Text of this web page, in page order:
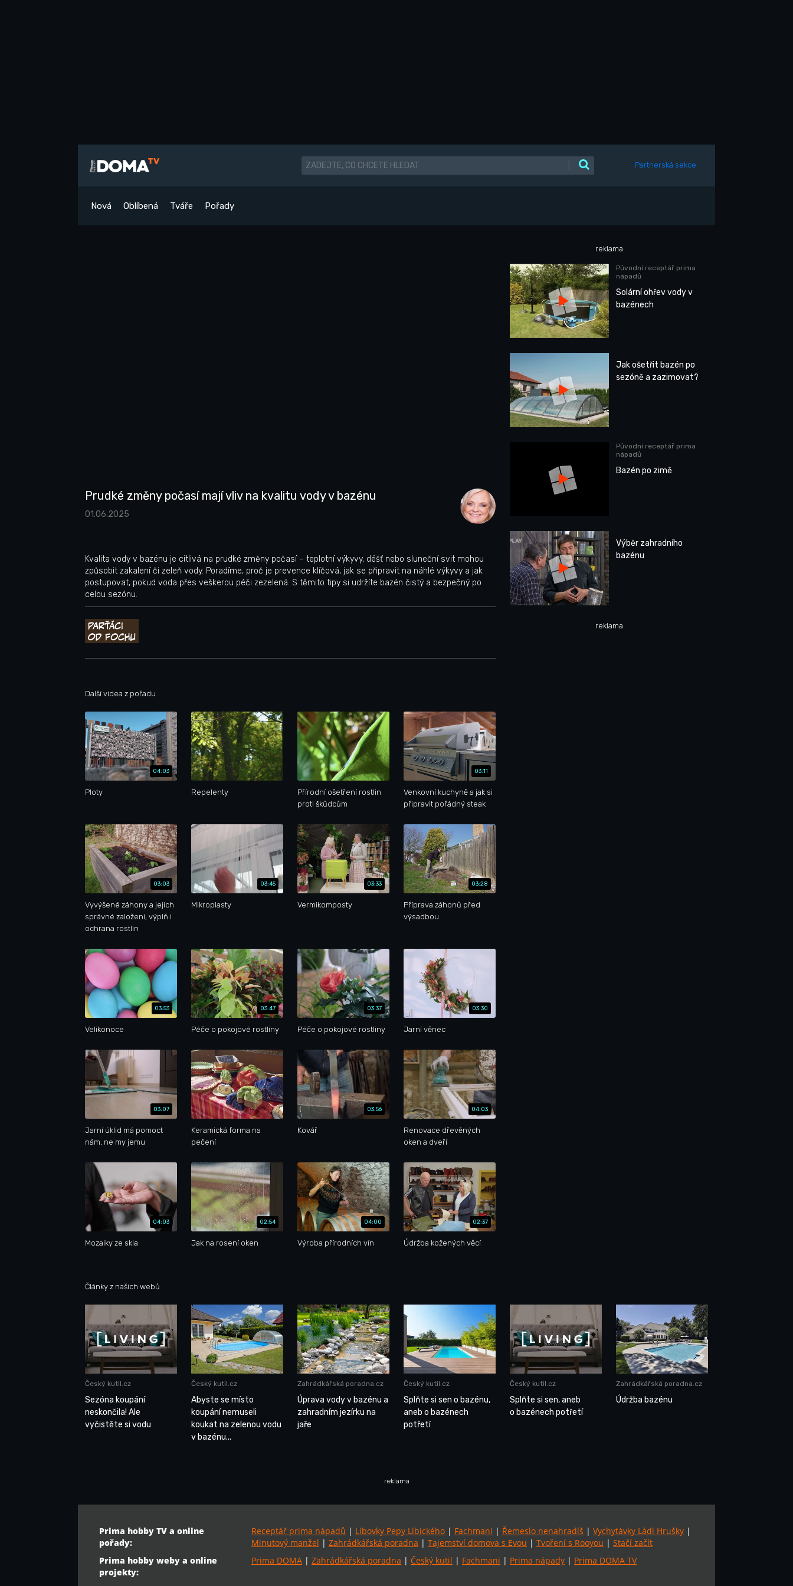
Partnerská sekce
Nová Oblíbená Tváře Pořady
Prudké změny počasí mají vliv na kvalitu vody v bazénu
01.06.2025
Kvalita vody v bazénu je citlivá na prudké změny počasí – teplotní výkyvy, déšť nebo sluneční svit mohou
způsobit zakalení či zeleň vody. Poradíme, proč je prevence klíčová, jak se připravit na náhlé výkyvy a jak
postupovat, pokud voda přes veškerou péči zezelená. S těmito tipy si udržíte bazén čistý a bezpečný po
celou sezónu.
Další videa z pořadu
04:03
Ploty Repelenty
Přírodní ošetření rostlin
proti škůdcům
03:11
Venkovní kuchyně a jak si
připravit pořádný steak
03:03
Vyvýšené záhony a jejich
správné založení, výplň i
ochrana rostlin
03:45
Mikroplasty
03:33
Vermikomposty
03:28
Příprava záhonů před
výsadbou
03:53
Velikonoce
03:47
Péče o pokojové rostliny
03:37
Péče o pokojové rostliny
03:30
Jarní věnec
03:07
Jarní úklid má pomoct
nám, ne my jemu
Keramická forma na
pečení
03:56
Kovář
04:03
Renovace dřevěných
oken a dveří
04:03
Mozaiky ze skla
02:54
Jak na rosení oken
04:00
Výroba přírodních vín
02:37
Údržba kožených věcí
reklama
Původní receptář prima
nápadů
Solární ohřev vody v
bazénech
Jak ošetřit bazén po
sezóně a zazimovat?
Původní receptář prima
nápadů
Bazén po zimě
Výběr zahradního
bazénu
reklama
Články z našich webů
Český kutil.cz
Sezóna koupání
neskončila! Ale
vyčistěte si vodu
Český kutil.cz
Abyste se místo
koupání nemuseli
koukat na zelenou vodu
v bazénu...
Zahrádkářská poradna.cz
Úprava vody v bazénu a
zahradním jezírku na
jaře
Český kutil.cz
Splňte si sen o bazénu,
aneb o bazénech
potřetí
Český kutil.cz
Splňte si sen, aneb
o bazénech potřetí
Zahrádkářská poradna.cz
Údržba bazénu
reklama
Prima hobby TV a online
pořady:
Receptář prima nápadů | Libovky Pepy Libického | Fachmani | Řemeslo nenahradíš | Vychytávky Ládi Hrušky |
Minutový manžel | Zahrádkářská poradna | Tajemství domova s Evou | Tvoření s Rooyou | Stačí začít
Prima hobby weby a online
projekty:
Prima DOMA | Zahrádkářská poradna | Český kutil | Fachmani | Prima nápady | Prima DOMA TV